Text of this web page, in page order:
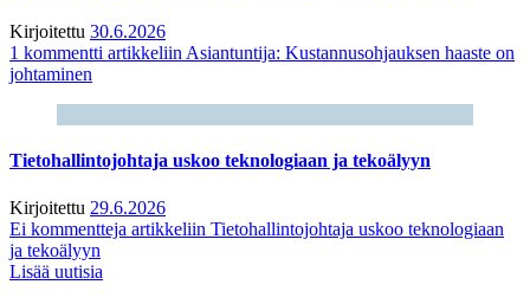
Kirjoitettu 30.6.2026
1 kommentti artikkeliin Asiantuntija: Kustannusohjauksen haaste on
johtaminen
Tietohallintojohtaja uskoo teknologiaan ja tekoälyyn
Kirjoitettu 29.6.2026
Ei kommentteja artikkeliin Tietohallintojohtaja uskoo teknologiaan
ja tekoälyyn
Lisää uutisia